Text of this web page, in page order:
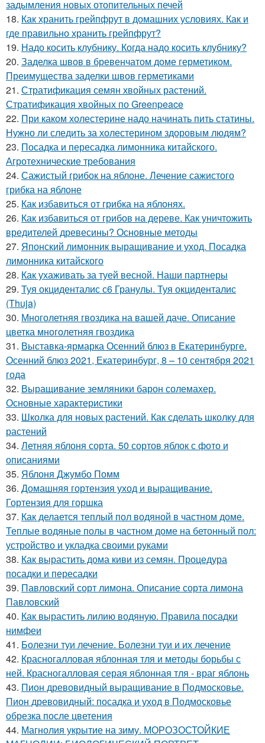
задымления новых отопительных печей
18. Как хранить грейпфрут в домашних условиях. Как и
где правильно хранить грейпфрут?
19. Надо косить клубнику. Когда надо косить клубнику?
20. Заделка швов в бревенчатом доме герметиком.
Преимущества заделки швов герметиками
21. Стратификация семян хвойных растений.
Стратификация хвойных по Greenpeace
22. При каком холестерине надо начинать пить статины.
Нужно ли следить за холестерином здоровым людям?
23. Посадка и пересадка лимонника китайского.
Агротехнические требования
24. Сажистый грибок на яблоне. Лечение сажистого
грибка на яблоне
25. Как избавиться от грибка на яблонях.
26. Как избавиться от грибов на дереве. Как уничтожить
вредителей древесины? Основные методы
27. Японский лимонник выращивание и уход. Посадка
лимонника китайского
28. Как ухаживать за туей весной. Наши партнеры
29. Туя окциденталис с6 Гранулы. Туя окциденталис
(Thuja)
30. Многолетняя гвоздика на вашей даче. Описание
цветка многолетняя гвоздика
31. Выставка-ярмарка Осенний блюз в Екатеринбурге.
Осенний блюз 2021, Екатеринбург, 8 – 10 сентября 2021
года
32. Выращивание земляники барон солемахер.
Основные характеристики
33. Школка для новых растений. Как сделать школку для
растений
34. Летняя яблоня сорта. 50 сортов яблок с фото и
описаниями
35. Яблоня Джумбо Помм
36. Домашняя гортензия уход и выращивание.
Гортензия для горшка
37. Как делается теплый пол водяной в частном доме.
Теплые водяные полы в частном доме на бетонный пол:
устройство и укладка своими руками
38. Как вырастить дома киви из семян. Процедура
посадки и пересадки
39. Павловский сорт лимона. Описание сорта лимона
Павловский
40. Как вырастить лилию водяную. Правила посадки
нимфеи
41. Болезни туи лечение. Болезни туи и их лечение
42. Красногалловая яблонная тля и методы борьбы с
ней. Красногалловая серая яблонная тля - враг яблонь
43. Пион древовидный выращивание в Подмосковье.
Пион древовидный: посадка и уход в Подмосковье
обрезка после цветения
44. Магнолия укрытие на зиму. МОРОЗОСТОЙКИЕ